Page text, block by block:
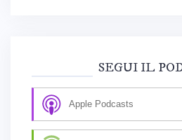
SEGUI IL
Apple Podcasts